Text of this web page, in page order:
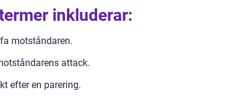
inkluderar:
motståndaren.
attack.
efter en parering.